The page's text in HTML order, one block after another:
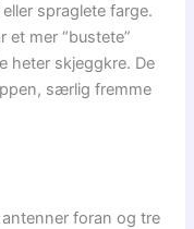
spraglete farge.
et mer “bustete”
heter skjeggkre. De
særlig fremme
foran og tre